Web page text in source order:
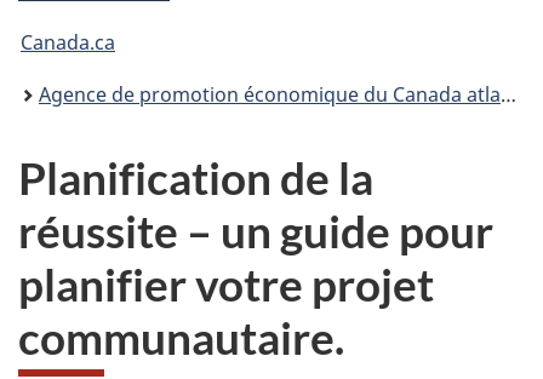
Vous
êtes
Canada.ca
Agence de promotion économique du Canada atlantique
Planification de la
réussite – un guide pour
planifier votre projet
communautaire.